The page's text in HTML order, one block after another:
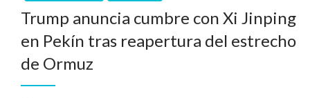
Trump anuncia cumbre con Xi Jinping
en Pekín tras reapertura del estrecho
de Ormuz